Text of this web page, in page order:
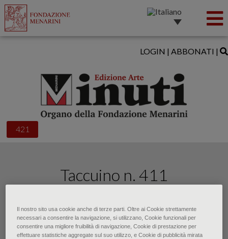
421
LOGIN | ABBONATI |
Taccuino n. 411
Il nostro sito usa cookie anche di terze parti. Oltre ai Cookie strettamente
necessari a consentire la navigazione, si utilizzano, Cookie funzionali per
consentire una migliore fruibilità di navigazione, Cookie di prestazione per
effettuare statistiche aggregate sul suo utilizzo, e Cookie di pubblicità mirata